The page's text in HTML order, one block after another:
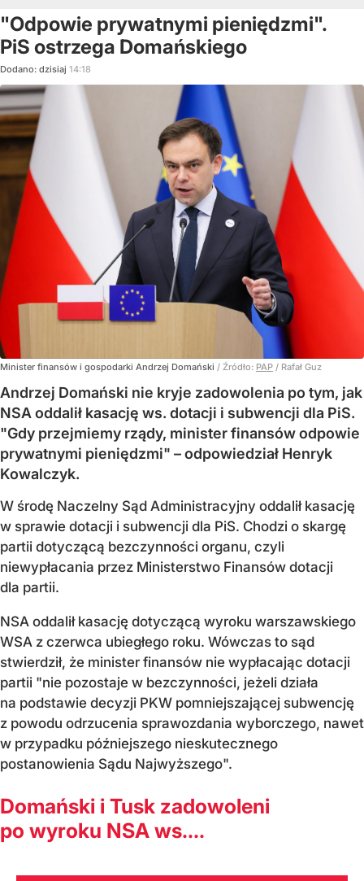
"Odpowie prywatnymi pieniędzmi".
PiS ostrzega Domańskiego
Dodano: dzisiaj 14:18
Minister finansów i gospodarki Andrzej Domański / Źródło: PAP / Rafał Guz
Andrzej Domański nie kryje zadowolenia po tym, jak
NSA oddalił kasację ws. dotacji i subwencji dla PiS.
"Gdy przejmiemy rządy, minister finansów odpowie
prywatnymi pieniędzmi" – odpowiedział Henryk
Kowalczyk.
W środę Naczelny Sąd Administracyjny oddalił kasację
w sprawie dotacji i subwencji dla PiS. Chodzi o skargę
partii dotyczącą bezczynności organu, czyli
niewypłacania przez Ministerstwo Finansów dotacji
dla partii.
NSA oddalił kasację dotyczącą wyroku warszawskiego
WSA z czerwca ubiegłego roku. Wówczas to sąd
stwierdził, że minister finansów nie wypłacając dotacji
partii "nie pozostaje w bezczynności, jeżeli działa
na podstawie decyzji PKW pomniejszającej subwencję
z powodu odrzucenia sprawozdania wyborczego, nawet
w przypadku późniejszego nieskutecznego
postanowienia Sądu Najwyższego".
Domański i Tusk zadowoleni
po wyroku NSA ws....